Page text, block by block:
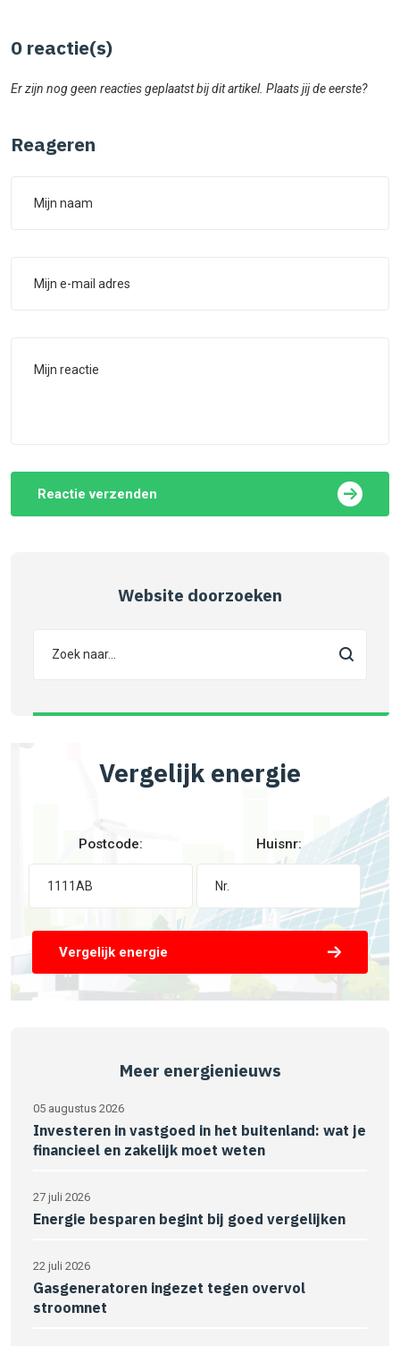
0 reactie(s)
Er zijn nog geen reacties geplaatst bij dit artikel. Plaats jij de eerste?
Reageren
Reactie verzenden
Website doorzoeken
Vergelijk energie
Postcode: Huisnr:
Vergelijk energie
Meer energienieuws
05 augustus 2026
Investeren in vastgoed in het buitenland: wat je
financieel en zakelijk moet weten
27 juli 2026
Energie besparen begint bij goed vergelijken
22 juli 2026
Gasgeneratoren ingezet tegen overvol
stroomnet